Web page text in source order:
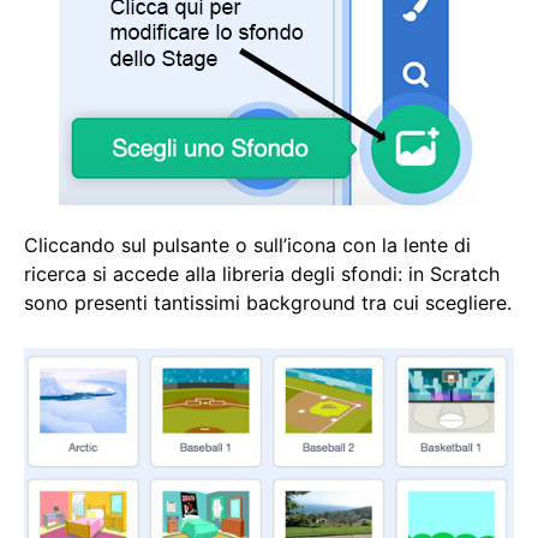
Cliccando sul pulsante o sull’icona con la lente di
ricerca si accede alla libreria degli sfondi: in Scratch
sono presenti tantissimi background tra cui scegliere.